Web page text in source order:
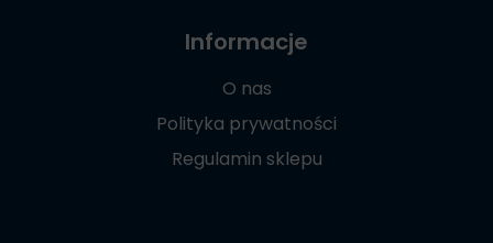
Informacje
O nas
Polityka prywatności
Regulamin sklepu